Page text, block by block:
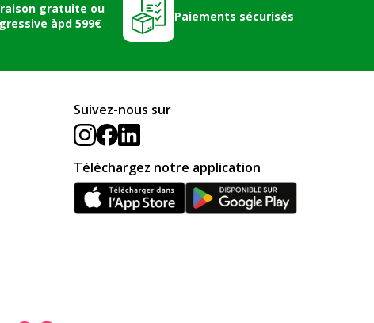
gratuite ou
àpd 599€
Paiements sécurisés
Suivez-nous sur
Téléchargez notre application